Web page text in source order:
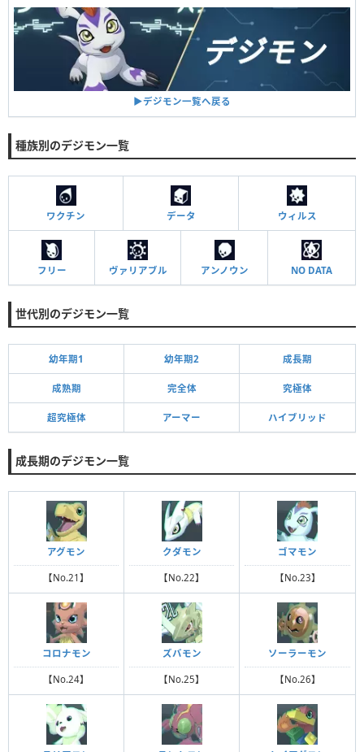
▶︎デジモン一覧へ戻る
種族別のデジモン一覧
ワクチン データ ウィルス
フリー ヴァリアブル アンノウン NO DATA
世代別のデジモン一覧
幼年期1 幼年期2 成長期
成熟期 完全体 究極体
超究極体 アーマー ハイブリッド
成長期のデジモン一覧
アグモン
【No.21】
クダモン
【No.22】
ゴマモン
【No.23】
コロナモン
【No.24】
ズバモン
【No.25】
ソーラーモン
【No.26】